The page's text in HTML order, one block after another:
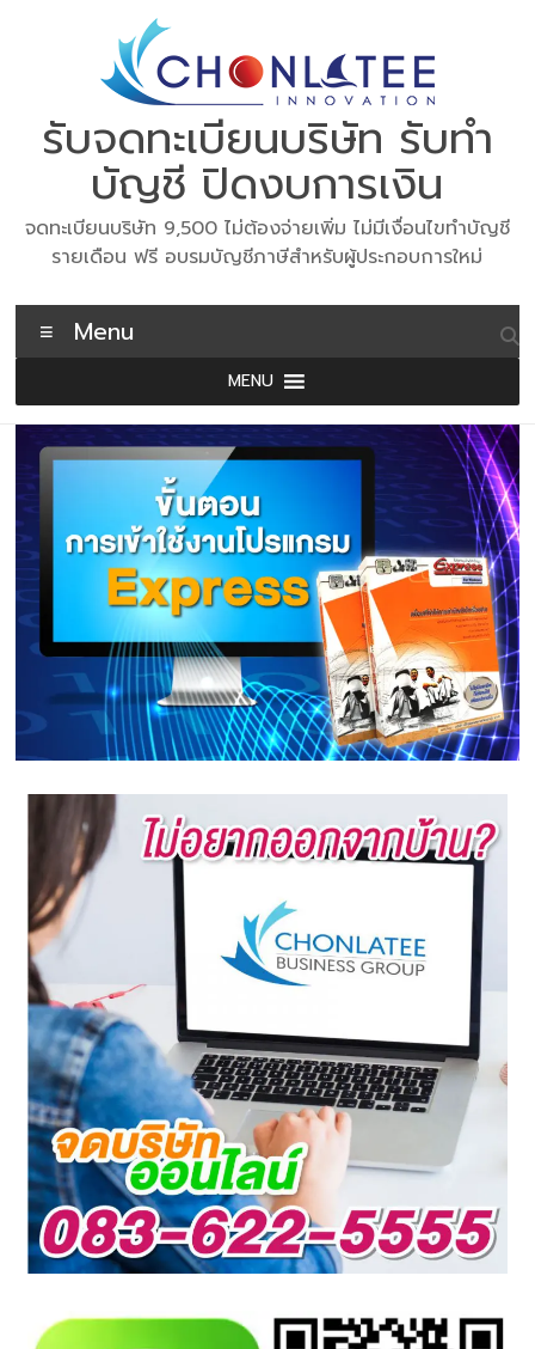
รับจดทะเบียนบริษัท รับทำ
บัญชี ปิดงบการเงิน
จดทะเบียนบริษัท 9,500 ไม่ต้องจ่ายเพิ่ม ไม่มีเงื่อนไขทำบัญชี
รายเดือน ฟรี อบรมบัญชีภาษีสำหรับผู้ประกอบการใหม่
Menu
MENU